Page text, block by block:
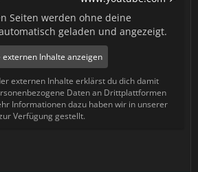
Seiten werden ohne deine
geladen und angezeigt.
externen Inhalte anzeigen
externen Inhalte erklärst du dich damit
Daten an Drittplattformen
Informationen dazu haben wir in unserer
Verfügung gestellt.